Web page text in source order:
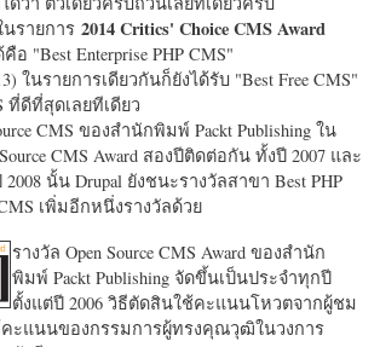
ายการ 2014 Critics' Choice CMS Award
คือ "Best Enterprise PHP CMS"
ในรายการเดียวกันก็ยังได้รับ "Best Free CMS"
ที่ดีที่สุดเลยทีเดียว
CMS ของสำนักพิมพ์ Packt Publishing ใน
CMS Award สองปีติดต่อกัน ทั้งปี 2007 และ
นั้น Drupal ยังชนะรางวัลสาขา Best PHP
CMS เพิ่มอีกหนึ่งรางวัลด้วย
รางวัล Open Source CMS Award ของสำนัก
พิมพ์ Packt Publishing จัดขึ้นเป็นประจำทุกปี
ตั้งแต่ปี 2006 วิธีตัดสินใช้คะแนนโหวตจากผู้ชม
คะแนนของกรรมการผู้ทรงคุณวุฒิในวงการ